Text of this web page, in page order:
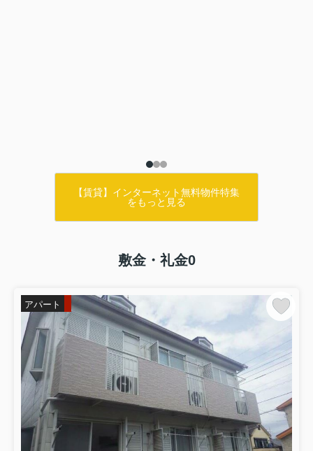
【賃貸】インターネット無料物件特集
をもっと見る
敷金・礼金0
アパート